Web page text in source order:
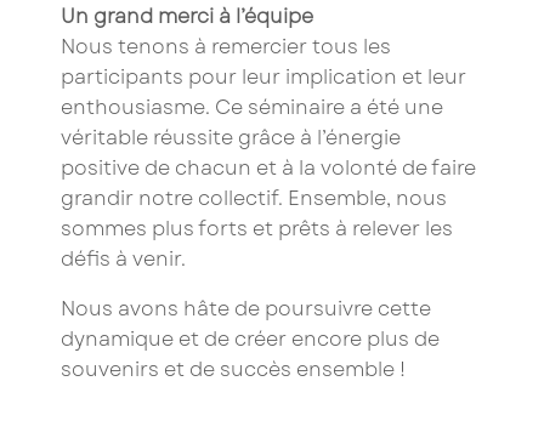
Un grand merci à l’équipe
Nous tenons à remercier tous les
participants pour leur implication et leur
enthousiasme. Ce séminaire a été une
véritable réussite grâce à l’énergie
positive de chacun et à la volonté de faire
grandir notre collectif. Ensemble, nous
sommes plus forts et prêts à relever les
défis à venir.
Nous avons hâte de poursuivre cette
dynamique et de créer encore plus de
souvenirs et de succès ensemble !